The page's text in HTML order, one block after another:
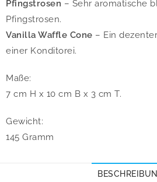
Pfingstrosen – Sehr aromatische
Pfingstrosen.
Vanilla Waffle Cone – Ein
einer Konditorei.
Maße:
7 cm H x 10 cm B x 3 cm T.
Gewicht:
145 Gramm